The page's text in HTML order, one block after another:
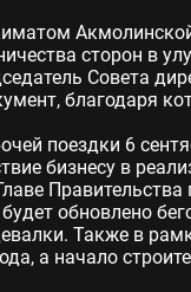
сторон в
Совета
благодаря
поездки 6
бизнесу в
обновлено
Также в
а начало